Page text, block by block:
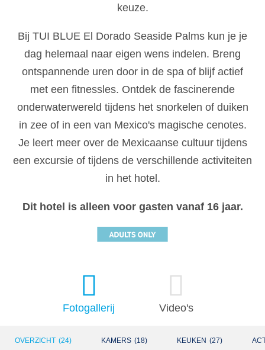
keuze.
Bij TUI BLUE El Dorado Seaside Palms kun je je
dag helemaal naar eigen wens indelen. Breng
ontspannende uren door in de spa of blijf actief
met een fitnessles. Ontdek de fascinerende
onderwaterwereld tijdens het snorkelen of duiken
in zee of in een van Mexico's magische cenotes.
Je leert meer over de Mexicaanse cultuur tijdens
een excursie of tijdens de verschillende activiteiten
in het hotel.
Dit hotel is alleen voor gasten vanaf 16 jaar.
Fotogallerij Video's
OVERZICHT (24) KAMERS (18) KEUKEN (27)